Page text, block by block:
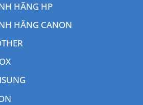
HÃNG HP
HÃNG CANON